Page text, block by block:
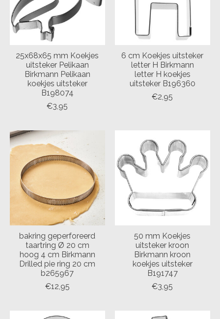
25x68x65 mm Koekjes
uitsteker Pelikaan
Birkmann Pelikaan
koekjes uitsteker
B198074
€3,95
6 cm Koekjes uitsteker
letter H Birkmann
letter H koekjes
uitsteker B196360
€2,95
bakring geperforeerd
taartring Ø 20 cm
hoog 4 cm Birkmann
Drilled pie ring 20 cm
b265967
€12,95
50 mm Koekjes
uitsteker kroon
Birkmann kroon
koekjes uitsteker
B191747
€3,95